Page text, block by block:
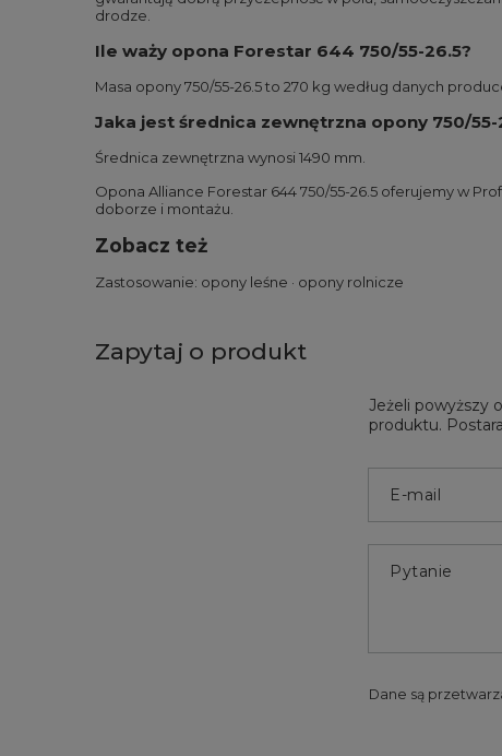
drodze.
Ile waży opona Forestar 644 750/55-26.5?
Masa opony 750/55-26.5 to 270 kg według danych
Jaka jest średnica zewnętrzna opony 750/55-
Średnica zewnętrzna wynosi 1490 mm.
Opona Alliance Forestar 644 750/55-26.5 oferujemy w
doborze i montażu.
Zobacz też
Zastosowanie: opony leśne · opony rolnicze
Zapytaj o produkt
Jeżeli powyższy
produktu.
E-mail
Pytanie
Dane są